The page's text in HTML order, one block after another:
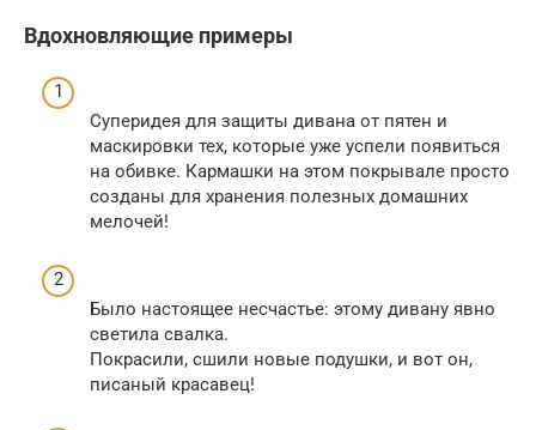
Вдохновляющие примеры
Суперидея для защиты дивана от пятен и
маскировки тех, которые уже успели появиться
на обивке. Кармашки на этом покрывале просто
созданы для хранения полезных домашних
мелочей!
Было настоящее несчастье: этому дивану явно
светила свалка.
Покрасили, сшили новые подушки, и вот он,
писаный красавец!